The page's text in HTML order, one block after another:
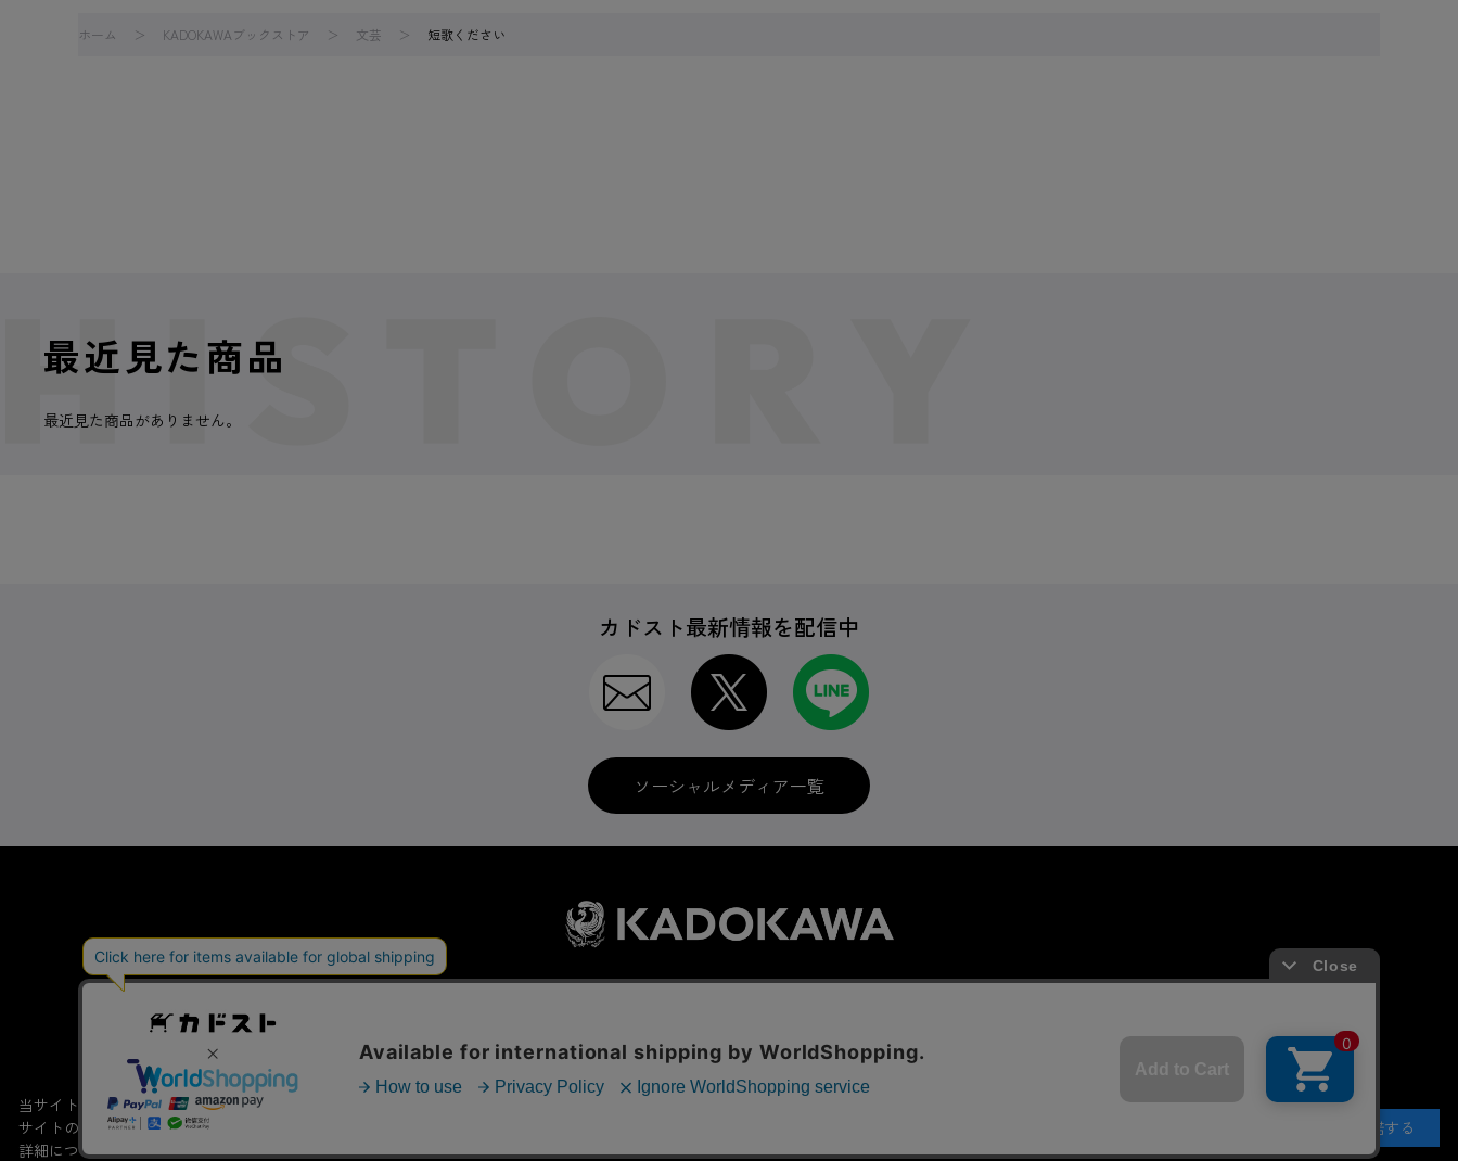
ホーム KADOKAWAブックストア 文芸 短歌ください
最近見た商品
最近見た商品がありません。
カドスト最新情報を配信中
ソーシャルメディア一覧
特定商取引法に関する表示
プライバシーポリシー International Shipping
当サイトでは利用体験の向上およびコンテンツの最適な提供、トラフィックの分析を目的としてCookieを使用しています。
サイトの閲覧を継続された場合、Cookieの利用に同意したことものといたします。
詳細についてはプライバシーポリシーをご確認ください。
承諾する